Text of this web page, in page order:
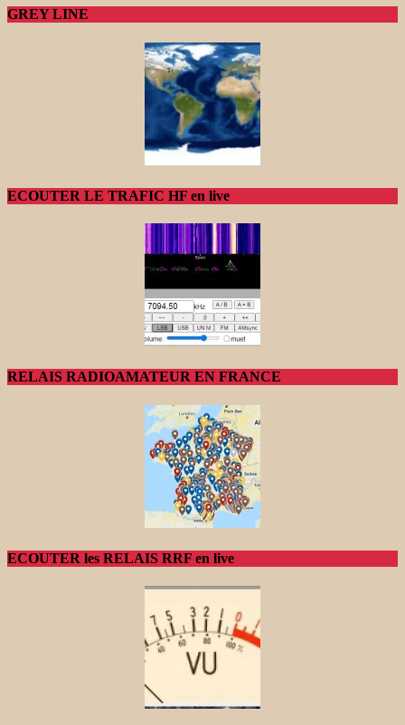
GREY LINE
ECOUTER LE TRAFIC HF en live
RELAIS RADIOAMATEUR EN FRANCE
ECOUTER les RELAIS RRF en live